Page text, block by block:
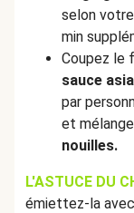
selon
min
Coupez le
sauce
par
et
nouilles.
L'ASTUCE DU
émiettez-la